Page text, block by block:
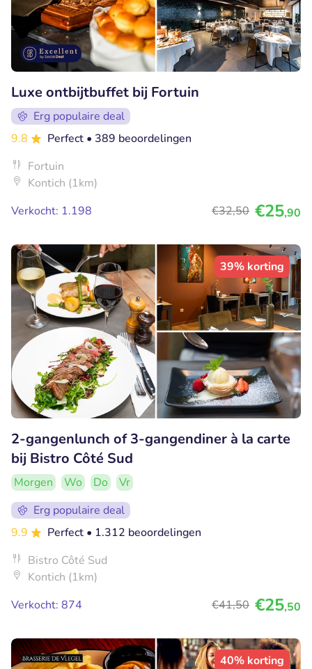
Luxe ontbijtbuffet bij Fortuin
Erg populaire deal
9.8
Perfect • 389 beoordelingen
Fortuin
Kontich (1km)
Verkocht: 1.198
€32,50 €25,90
39% korting
2-gangenlunch of 3-gangendiner à la carte
bij Bistro Côté Sud
Morgen Wo Do
Vr
Erg populaire deal
9.9
Perfect • 1.312 beoordelingen
Bistro Côté Sud
Kontich (1km)
Verkocht: 874
€41,50 €25,50
40% korting